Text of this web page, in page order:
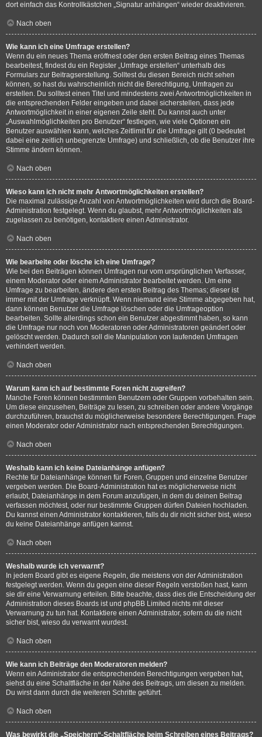
dort einfach das Kontrollkästchen „Signatur anhängen“ wieder deaktivieren.
Nach oben
Wie kann ich eine Umfrage erstellen?
Wenn du ein neues Thema eröffnest oder den ersten Beitrag eines Themas
bearbeitest, findest du ein Register „Umfrage erstellen“ unterhalb des
Formulars zur Beitragserstellung. Solltest du diesen Bereich nicht sehen
können, so hast du wahrscheinlich nicht die Berechtigung, Umfragen zu
erstellen. Du solltest einen Titel und mindestens zwei Antwortmöglichkeiten in
die entsprechenden Felder eingeben und dabei sicherstellen, dass jede
Antwortmöglichkeit in einer eigenen Zeile steht. Du kannst auch unter
„Auswahlmöglichkeiten pro Benutzer“ festlegen, wie viele Optionen ein
Benutzer auswählen kann, welches Zeitlimit für die Umfrage gilt (0 bedeutet
dabei eine zeitlich unbegrenzte Umfrage) und schließlich, ob die Benutzer ihre
Stimme ändern können.
Nach oben
Wieso kann ich nicht mehr Antwortmöglichkeiten erstellen?
Die maximal zulässige Anzahl von Antwortmöglichkeiten wird durch die Board-
Administration festgelegt. Wenn du glaubst, mehr Antwortmöglichkeiten als
zugelassen zu benötigen, kontaktiere einen Administrator.
Nach oben
Wie bearbeite oder lösche ich eine Umfrage?
Wie bei den Beiträgen können Umfragen nur vom ursprünglichen Verfasser,
einem Moderator oder einem Administrator bearbeitet werden. Um eine
Umfrage zu bearbeiten, ändere den ersten Beitrag des Themas; dieser ist
immer mit der Umfrage verknüpft. Wenn niemand eine Stimme abgegeben hat,
dann können Benutzer die Umfrage löschen oder die Umfrageoption
bearbeiten. Sollte allerdings schon ein Benutzer abgestimmt haben, so kann
die Umfrage nur noch von Moderatoren oder Administratoren geändert oder
gelöscht werden. Dadurch soll die Manipulation von laufenden Umfragen
verhindert werden.
Nach oben
Warum kann ich auf bestimmte Foren nicht zugreifen?
Manche Foren können bestimmten Benutzern oder Gruppen vorbehalten sein.
Um diese einzusehen, Beiträge zu lesen, zu schreiben oder andere Vorgänge
durchzuführen, brauchst du möglicherweise besondere Berechtigungen. Frage
einen Moderator oder Administrator nach entsprechenden Berechtigungen.
Nach oben
Weshalb kann ich keine Dateianhänge anfügen?
Rechte für Dateianhänge können für Foren, Gruppen und einzelne Benutzer
vergeben werden. Die Board-Administration hat es möglicherweise nicht
erlaubt, Dateianhänge in dem Forum anzufügen, in dem du deinen Beitrag
verfassen möchtest, oder nur bestimmte Gruppen dürfen Dateien hochladen.
Du kannst einen Administrator kontaktieren, falls du dir nicht sicher bist, wieso
du keine Dateianhänge anfügen kannst.
Nach oben
Weshalb wurde ich verwarnt?
In jedem Board gibt es eigene Regeln, die meistens von der Administration
festgelegt werden. Wenn du gegen eine dieser Regeln verstoßen hast, kann
sie dir eine Verwarnung erteilen. Bitte beachte, dass dies die Entscheidung der
Administration dieses Boards ist und phpBB Limited nichts mit dieser
Verwarnung zu tun hat. Kontaktiere einen Administrator, sofern du die nicht
sicher bist, wieso du verwarnt wurdest.
Nach oben
Wie kann ich Beiträge den Moderatoren melden?
Wenn ein Administrator die entsprechenden Berechtigungen vergeben hat,
siehst du eine Schaltfläche in der Nähe des Beitrags, um diesen zu melden.
Du wirst dann durch die weiteren Schritte geführt.
Nach oben
Was bewirkt die „Speichern“-Schaltfläche beim Schreiben eines Beitrags?